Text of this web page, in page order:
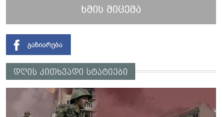
ხმის მიცემა
დღის კითხვადი სტატიები